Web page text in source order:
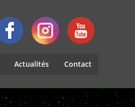
Actualités Contact